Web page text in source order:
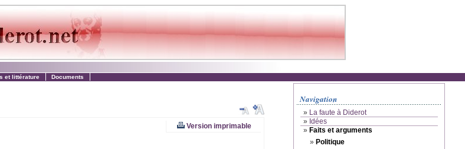
et littérature Documents
Version imprimable
Navigation
» La faute à Diderot
» Idées
» Faits et arguments
» Politique